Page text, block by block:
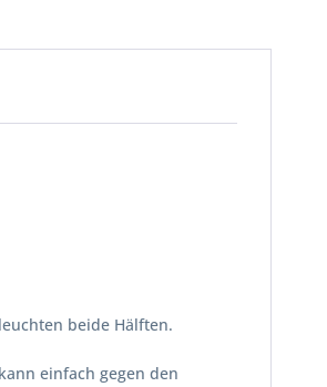
beide Hälften.
einfach gegen den